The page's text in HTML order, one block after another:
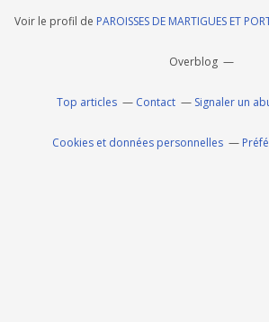
Voir le profil de PAROISSES DE MARTIGUES ET
Overblog
Top articles Contact Signaler un
Cookies et données personnelles